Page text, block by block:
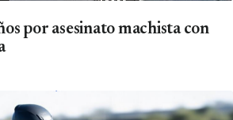
por asesinato machista con